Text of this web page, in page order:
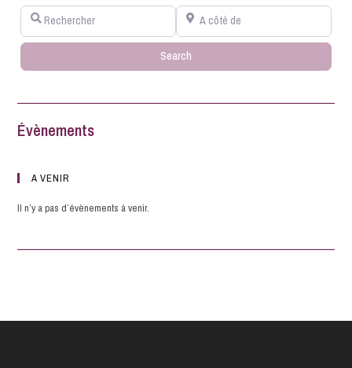
Rechercher A côté de
Search
Évènements
A VENIR
Il n’y a pas d’évènements à venir.